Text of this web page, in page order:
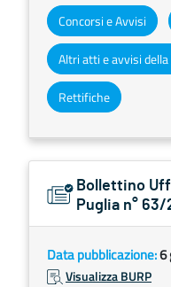
Concorsi e Avvisi
Rettifiche
Bollettino
Puglia n°
Data pubblicazione:6
Visualizza BURP